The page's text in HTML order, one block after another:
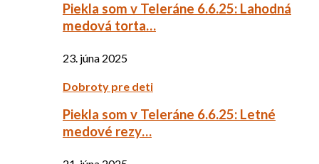
Piekla som v Teleráne 6.6.25: Lahodná
medová torta…
23. júna 2025
Dobroty pre deti
Piekla som v Teleráne 6.6.25: Letné
medové rezy…